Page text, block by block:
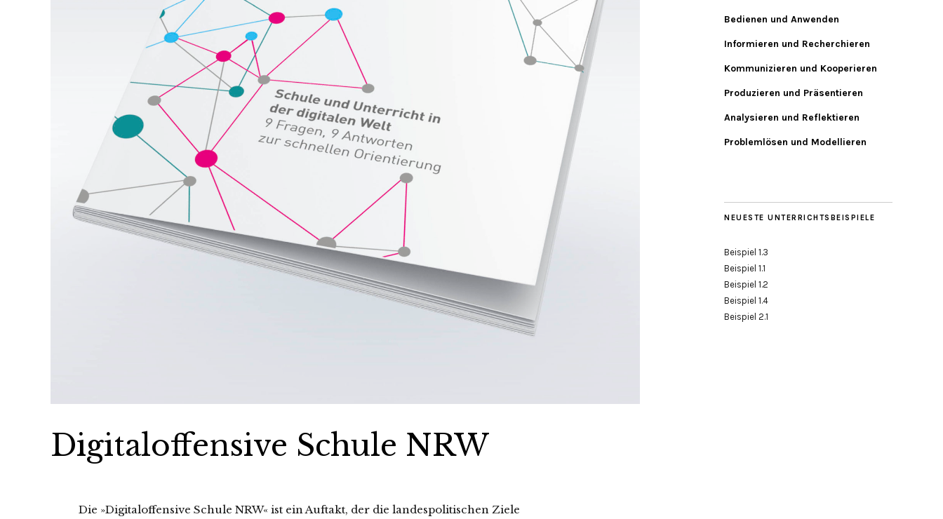
Digitaloffensive Schule NRW
Die »Digitaloffensive Schule NRW« ist ein Auftakt, der die landespolitischen Ziele
Bedienen und Anwenden
Informieren und Recherchieren
Kommunizieren und Kooperieren
Produzieren und Präsentieren
Analysieren und Reflektieren
Problemlösen und Modellieren
NEUESTE UNTERRICHTSBEISPIELE
Beispiel 1.3
Beispiel 1.1
Beispiel 1.2
Beispiel 1.4
Beispiel 2.1